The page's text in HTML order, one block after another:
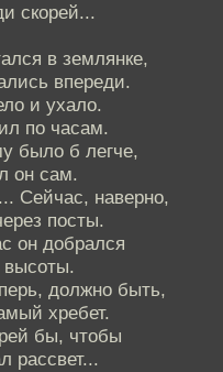
скорей...
в землянке,
впереди.
и ухало.
по часам.
было б легче,
он сам.
Сейчас, наверно,
посты.
он добрался
должно быть,
хребет.
бы, чтобы
рассвет...